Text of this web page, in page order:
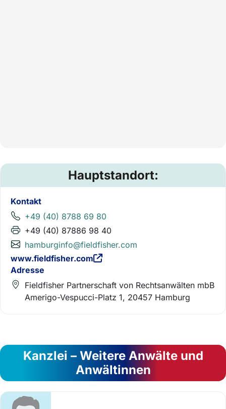
Hauptstandort:
Kontakt
+49 (40) 8788 69 80
+49 (40) 87886 98 40
hamburginfo@fieldfisher.com
www.fieldfisher.com
Adresse
Fieldfisher Partnerschaft von Rechtsanwälten mbB
Amerigo-Vespucci-Platz 1, 20457 Hamburg
Kanzlei – Weitere Anwälte und
Anwältinnen